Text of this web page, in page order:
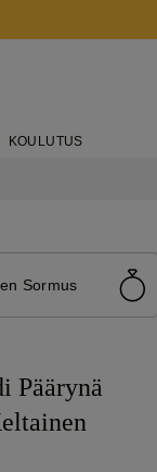
KOULUTUS
Sormus
Päärynä